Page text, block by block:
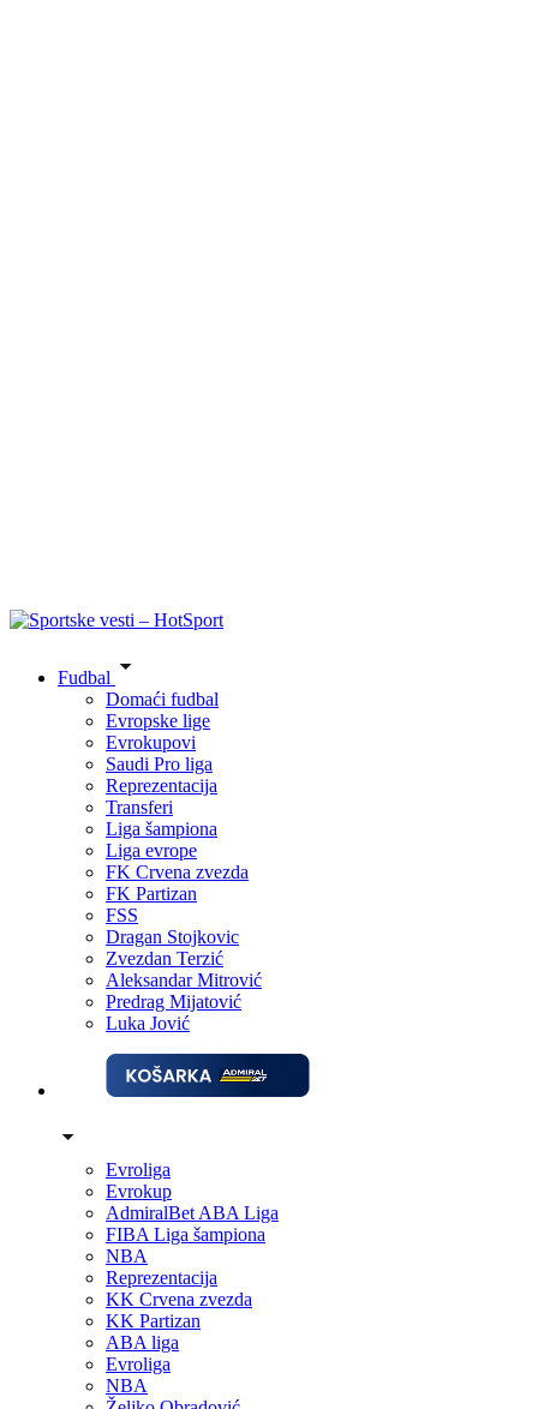
Fudbal
Domaći fudbal
Evropske lige
Evrokupovi
Saudi Pro liga
Reprezentacija
Transferi
Liga šampiona
Liga evrope
FK Crvena zvezda
FK Partizan
FSS
Dragan Stojkovic
Zvezdan Terzić
Aleksandar Mitrović
Predrag Mijatović
Luka Jović
Evroliga
Evrokup
AdmiralBet ABA Liga
FIBA Liga šampiona
NBA
Reprezentacija
KK Crvena zvezda
KK Partizan
ABA liga
Evroliga
NBA